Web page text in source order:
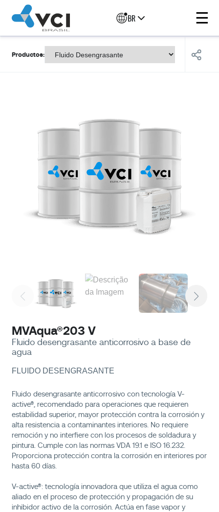
BR ☰
Productos:
MVAqua®203 V
Fluido desengrasante anticorrosivo a base de
agua
FLUIDO DESENGRASANTE
Fluido desengrasante anticorrosivo con tecnología V-
active®, recomendado para operaciones que requieren
estabilidad superior, mayor protección contra la corrosión y
alta resistencia a contaminantes interiores. No requiere
remoción y no interfiere con los procesos de soldadura y
pintura. Cumple con las normas VDA 19.1 e ISO 16.232.
Proporciona protección contra la corrosión en interiores por
hasta 60 días.
V-active®: tecnología innovadora que utiliza el agua como
aliado en el proceso de protección y propagación de su
inhibidor activo de la corrosión. Actúa en fase vapor y